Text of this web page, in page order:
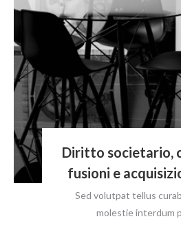
Diritto societario,
fusioni e
Sed volutpat tellus
molestie interdum